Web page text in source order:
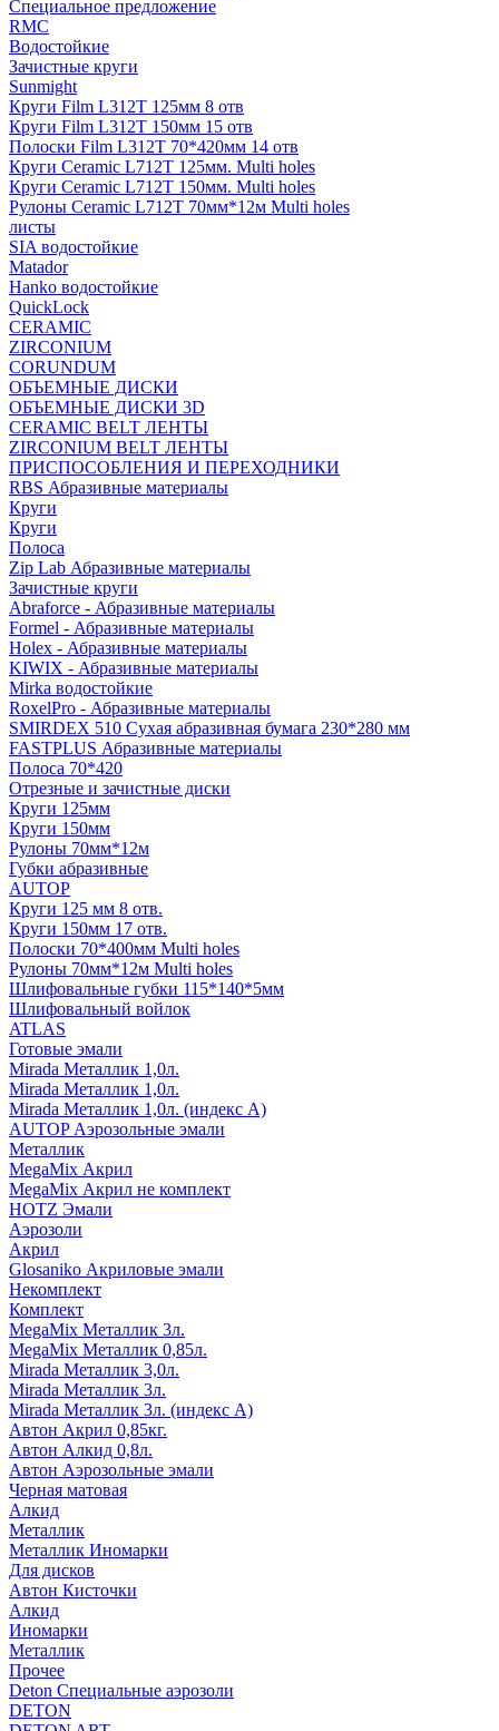
Специальное предложение
RMC
Водостойкие
Зачистные круги
Sunmight
Круги Film L312T 125мм 8 отв
Круги Film L312T 150мм 15 отв
Полоски Film L312T 70*420мм 14 отв
Круги Ceramic L712T 125мм. Multi holes
Круги Ceramic L712T 150мм. Multi holes
Рулоны Ceramic L712T 70мм*12м Multi holes
листы
SIA водостойкие
Matador
Hanko водостойкие
QuickLock
CERAMIC
ZIRCONIUM
СORUNDUM
ОБЪЕМНЫЕ ДИСКИ
ОБЪЕМНЫЕ ДИСКИ 3D
CERAMIC BELT ЛЕНТЫ
ZIRCONIUM BELT ЛЕНТЫ
ПРИСПОСОБЛЕНИЯ И ПЕРЕХОДНИКИ
RBS Абразивные материалы
Круги
Круги
Полоса
Zip Lab Абразивные материалы
Зачистные круги
Abraforce - Абразивные материалы
Formel - Абразивные материалы
Holex - Абразивные материалы
KIWIX - Абразивные материалы
Mirka водостойкие
RoxelPro - Абразивные материалы
SMIRDEX 510 Сухая абразивная бумага 230*280 мм
FASTPLUS Абразивные материалы
Полоса 70*420
Отрезные и зачистные диски
Круги 125мм
Круги 150мм
Рулоны 70мм*12м
Губки абразивные
AUTOP
Круги 125 мм 8 отв.
Круги 150мм 17 отв.
Полоски 70*400мм Multi holes
Рулоны 70мм*12м Multi holes
Шлифовальные губки 115*140*5мм
Шлифовальный войлок
ATLAS
Готовые эмали
Mirada Металлик 1,0л.
Mirada Металлик 1,0л.
Mirada Металлик 1,0л. (индекс А)
AUTOP Аэрозольные эмали
Металлик
MegaMix Акрил
MegaMix Акрил не комплект
HOTZ Эмали
Аэрозоли
Акрил
Glosaniko Акриловые эмали
Некомплект
Комплект
MegaMix Металлик 3л.
MegaMix Металлик 0,85л.
Mirada Металлик 3,0л.
Mirada Металлик 3л.
Mirada Металлик 3л. (индекс А)
Автон Акрил 0,85кг.
Автон Алкид 0,8л.
Автон Аэрозольные эмали
Черная матовая
Алкид
Металлик
Металлик Иномарки
Для дисков
Автон Кисточки
Алкид
Иномарки
Металлик
Прочее
Deton Специальные аэрозоли
DETON